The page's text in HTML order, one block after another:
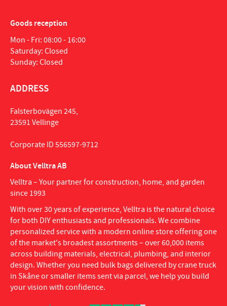
Goods reception
Mon - Fri: 08:00 - 16:00
Saturday: Closed
Sunday: Closed
ADDRESS
Falsterbovägen 245,
23591 Vellinge
Corporate ID 556597-9712
About Velltra AB
Velltra – Your partner for construction, home, and garden
since 1993
With over 30 years of experience, Velltra is the natural choice
for both DIY enthusiasts and professionals. We combine
personalized service with a modern online store offering one
of the market's broadest assortments – over 60,000 items
across building materials, electrical, plumbing, and interior
design. Whether you need bulk bags delivered by crane truck
in Skåne or smaller items sent via parcel, we help you build
your vision with confidence.